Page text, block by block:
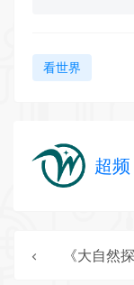
看世界
超频
《大自然探索》2025年第11期全彩精